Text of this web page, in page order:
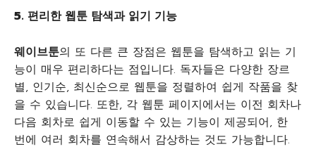
5. 편리한 웹툰 탐색과 읽기 기능
웨이브툰의 또 다른 큰 장점은 웹툰을 탐색하고 읽는 기
능이 매우 편리하다는 점입니다. 독자들은 다양한 장르
별, 인기순, 최신순으로 웹툰을 정렬하여 쉽게 작품을 찾
을 수 있습니다. 또한, 각 웹툰 페이지에서는 이전 회차나
다음 회차로 쉽게 이동할 수 있는 기능이 제공되어, 한
번에 여러 회차를 연속해서 감상하는 것도 가능합니다.